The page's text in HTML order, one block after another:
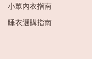
小眾內衣指南
睡衣選購指南